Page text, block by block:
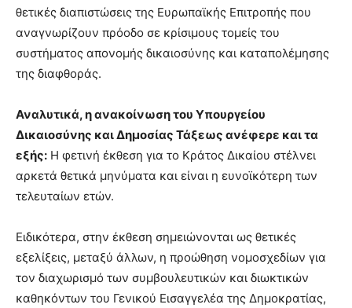
θετικές διαπιστώσεις της Ευρωπαϊκής Επιτροπής που
αναγνωρίζουν πρόοδο σε κρίσιμους τομείς του
συστήματος απονομής δικαιοσύνης και καταπολέμησης
της διαφθοράς.
Αναλυτικά, η ανακοίνωση του Υπουργείου
Δικαιοσύνης και Δημοσίας Τάξεως ανέφερε και τα
εξής: Η φετινή έκθεση για το Κράτος Δικαίου στέλνει
αρκετά θετικά μηνύματα και είναι η ευνοϊκότερη των
τελευταίων ετών.
Ειδικότερα, στην έκθεση σημειώνονται ως θετικές
εξελίξεις, μεταξύ άλλων, η προώθηση νομοσχεδίων για
τον διαχωρισμό των συμβουλευτικών και διωκτικών
καθηκόντων του Γενικού Εισαγγελέα της Δημοκρατίας,